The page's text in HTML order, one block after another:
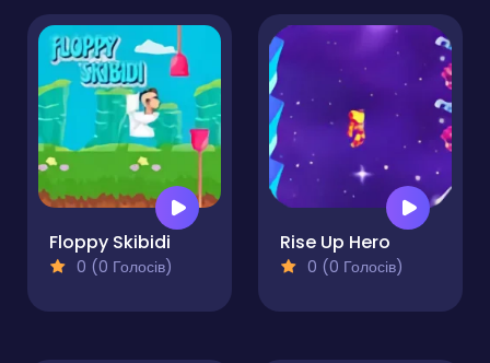
Floppy Skibidi
0 (0 Голосів)
Rise Up Hero
0 (0 Голосів)